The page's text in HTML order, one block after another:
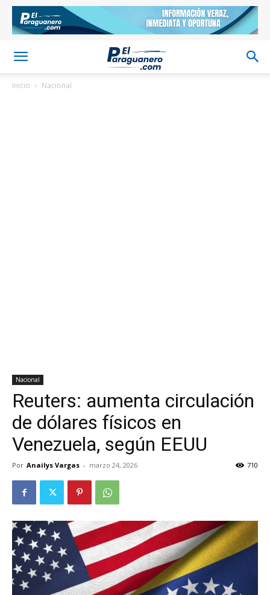
Inicio Nacional
Nacional
Reuters: aumenta circulación
de dólares físicos en
Venezuela, según EEUU
Por Anailys Vargas - marzo 24, 2026 710